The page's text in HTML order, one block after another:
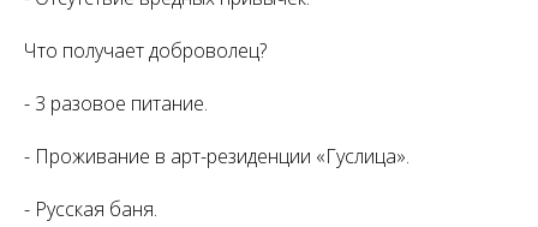
Что получает доброволец?
- 3 разовое питание.
- Проживание в арт-резиденции «Гуслица».
- Русская баня.